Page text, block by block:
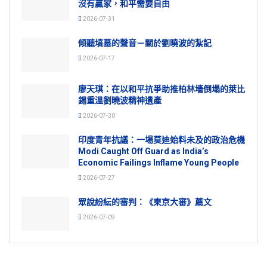
沒有贏家，和平需要自由
2026-07-31
傾聽墳墓的聲音－關於劉曉波的紮記
2026-07-17
廖天琪：在以和平抗爭助推柏林墻倒塌的萊比
錫重溫劉曉波精神遺產
2026-07-30
印度青年抗議：一場莫迪始料未及的政治危機
Modi Caught Off Guard as India’s
Economic Failings Inflame Young People
2026-07-27
眾說紛紜的審判：《東京大審》薦文
2026-07-09